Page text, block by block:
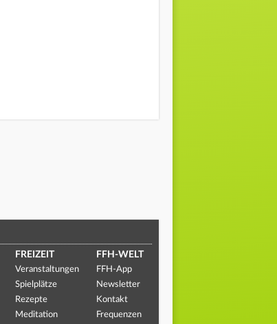
FREIZEIT
Veranstaltungen
Spielplätze
Rezepte
Meditation
FFH-WELT
FFH-App
Newsletter
Kontakt
Frequenzen